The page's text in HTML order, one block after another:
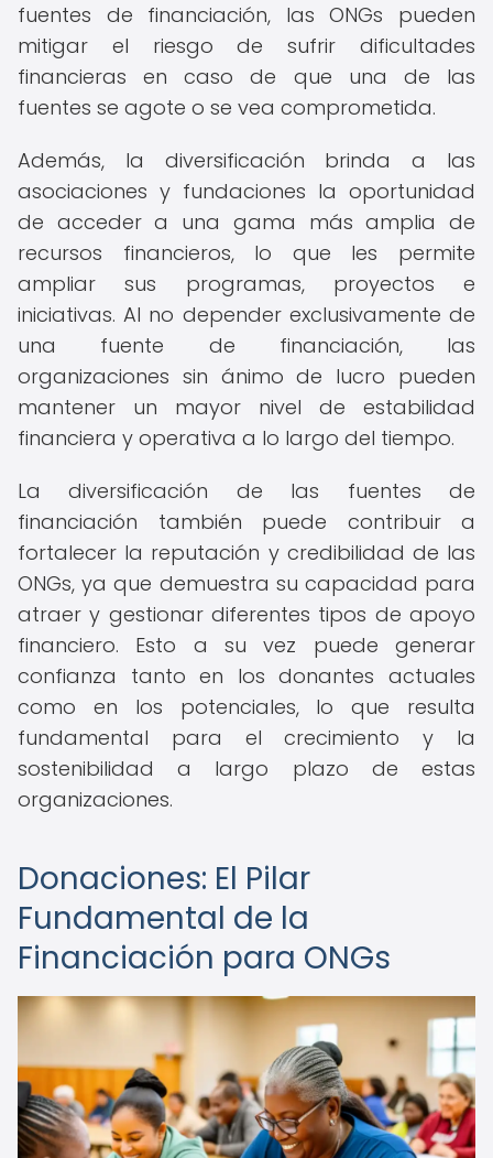
fuentes de financiación, las ONGs pueden
mitigar el riesgo de sufrir dificultades
financieras en caso de que una de las
fuentes se agote o se vea comprometida.
Además, la diversificación brinda a las
asociaciones y fundaciones la oportunidad
de acceder a una gama más amplia de
recursos financieros, lo que les permite
ampliar sus programas, proyectos e
iniciativas. Al no depender exclusivamente de
una fuente de financiación, las
organizaciones sin ánimo de lucro pueden
mantener un mayor nivel de estabilidad
financiera y operativa a lo largo del tiempo.
La diversificación de las fuentes de
financiación también puede contribuir a
fortalecer la reputación y credibilidad de las
ONGs, ya que demuestra su capacidad para
atraer y gestionar diferentes tipos de apoyo
financiero. Esto a su vez puede generar
confianza tanto en los donantes actuales
como en los potenciales, lo que resulta
fundamental para el crecimiento y la
sostenibilidad a largo plazo de estas
organizaciones.
Donaciones: El Pilar
Fundamental de la
Financiación para ONGs